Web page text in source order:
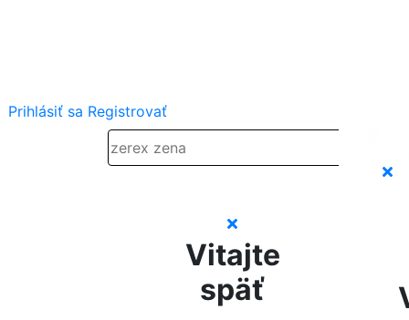
Prihlásiť sa Registrovať
Vitajte
späť